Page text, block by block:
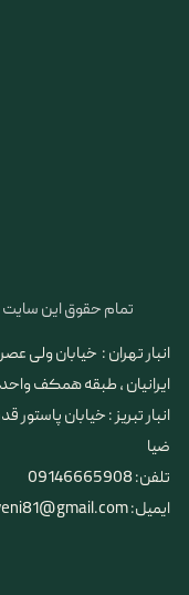
تمام حقوق این سایت
انبار تهران : خیابان ولی
ایرانیان ، طبقه همکف واحد 31
​​​​​​​انبار تبریز : خیابان
ضیا
تلفن: 09146665908
ایمیل: Parhammobayeni81@gmail.com